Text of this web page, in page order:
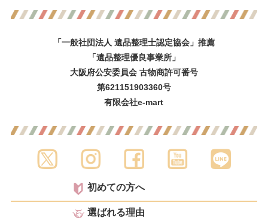
「一般社団法人 遺品整理士認定協会」推薦
「遺品整理優良事業所」
大阪府公安委員会 古物商許可番号
第621151903360号
有限会社e-mart
初めての方へ
選ばれる理由